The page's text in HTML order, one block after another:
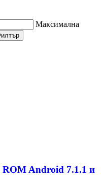
Максимална
Android 7.1.1 и